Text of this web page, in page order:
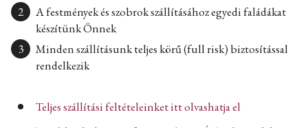
A festmények és szobrok szállításához egyedi faládákat
készítünk Önnek
Minden szállításunk teljes körű (full risk) biztosítással
rendelkezik
Teljes szállítási feltételeinket itt olvashatja el